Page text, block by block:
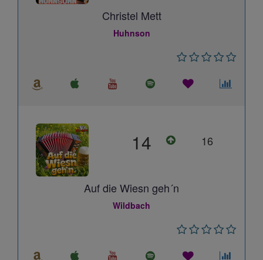
Christel Mett
Huhnson
14 16
Auf die Wiesn geh´n
Wildbach